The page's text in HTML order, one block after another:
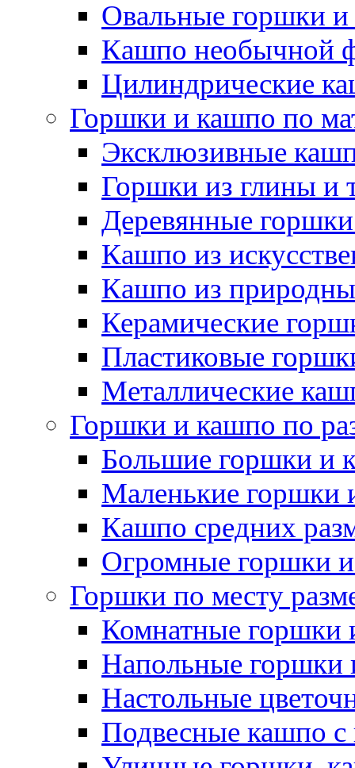
Овальные горшки
Кашпо необычной
Цилиндрические
Горшки и кашпо по
Эксклюзивные
Горшки из глины и
Деревянные
Кашпо из
Кашпо из
Керамические
Пластиковые
Металлические
Горшки и кашпо по
Большие горшки и
Маленькие горшки
Кашпо средних
Огромные горшки
Горшки по месту
Комнатные горшки
Напольные горшки
Настольные
Подвесные кашпо с